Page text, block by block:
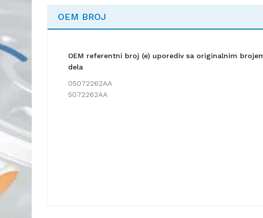
OEM BROJ
OEM referentni broj (e) uporediv sa originalnim
dela
05072262AA
5072262AA